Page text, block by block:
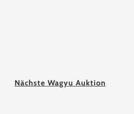
Nächste Wagyu Auktion